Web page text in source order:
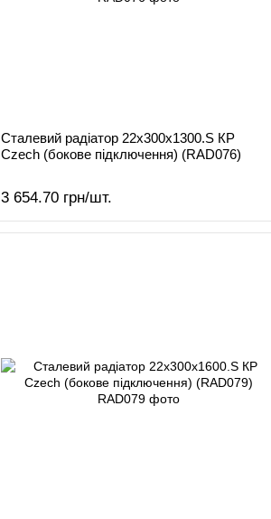
Сталевий радіатор 22х300х1300.S КР
Czech (бокове підключення) (RAD076)
3 654.70 грн/шт.